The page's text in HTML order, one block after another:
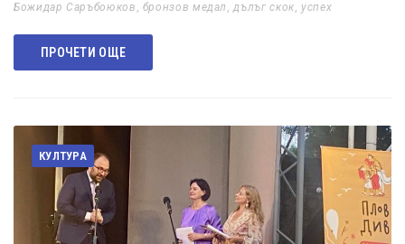
Божидар Саръбоюков , бронзов медал ,дълъг скок, успех
ПРОЧЕТИ ОЩЕ
КУЛТУРА